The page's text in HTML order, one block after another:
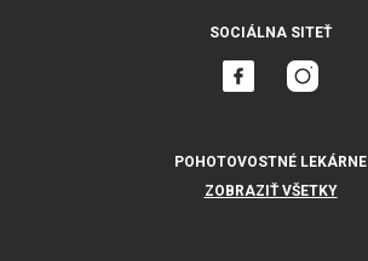
SOCIÁLNA SITEŤ
POHOTOVOSTNÉ LEKÁRNE
ZOBRAZIŤ VŠETKY